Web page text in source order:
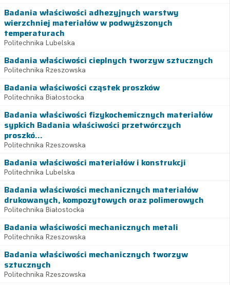
Badania właściwości adhezyjnych warstwy
wierzchniej materiałów w podwyższonych
temperaturach
Politechnika Lubelska
Badania właściwości cieplnych tworzyw sztucznych
Politechnika Rzeszowska
Badania właściwości cząstek proszków
Politechnika Białostocka
Badania właściwości fizykochemicznych materiałów
sypkich Badania właściwości przetwórczych
proszkó...
Politechnika Rzeszowska
Badania właściwości materiałów i konstrukcji
Politechnika Lubelska
Badania właściwości mechanicznych materiałów
drukowanych, kompozytowych oraz polimerowych
Politechnika Białostocka
Badania właściwości mechanicznych metali
Politechnika Rzeszowska
Badania właściwości mechanicznych tworzyw
sztucznych
Politechnika Rzeszowska